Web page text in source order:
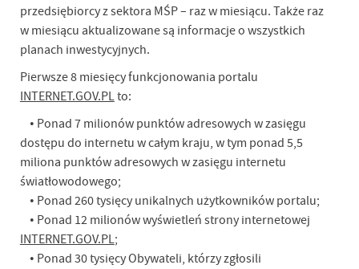
przedsiębiorcy z sektora MŚP – raz w miesiącu. Także raz
w miesiącu aktualizowane są informacje o wszystkich
planach inwestycyjnych.
Pierwsze 8 miesięcy funkcjonowania portalu
INTERNET.GOV.PLto:
• Ponad 7 milionów punktów adresowych w zasięgu
dostępu do internetu w całym kraju, w tym ponad 5,5
miliona punktów adresowych w zasięgu internetu
światłowodowego;
• Ponad 260 tysięcy unikalnych użytkowników portalu;
• Ponad 12 milionów wyświetleń strony internetowej
INTERNET.GOV.PL;
• Ponad 30 tysięcy Obywateli, którzy zgłosili